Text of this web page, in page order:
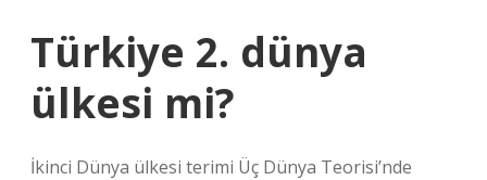
Türkiye 2. dünya
ülkesi mi?
İkinci Dünya ülkesi terimi Üç Dünya Teorisi’nde